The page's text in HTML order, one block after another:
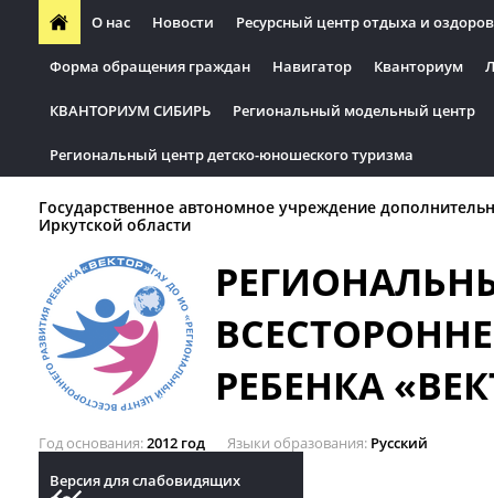
О нас Новости Ресурсный центр отдыха и
Форма обращения граждан Навигатор Кванториум
КВАНТОРИУМ СИБИРЬ Региональный модельный центр
Региональный центр детско-юношеского туризма
Государственное автономное учреждение
Иркутской области
РЕБЕНКА
Год основания 2012 год Языки образования Русский
Версия для слабовидящих